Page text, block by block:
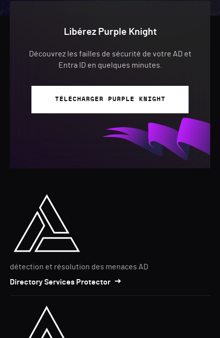
Libérez Purple Knight
Découvrez les failles de sécurité de votre AD et
Entra ID en quelques minutes.
TÉLÉCHARGER PURPLE KNIGHT
détection et résolution des menaces AD
Directory Services Protector